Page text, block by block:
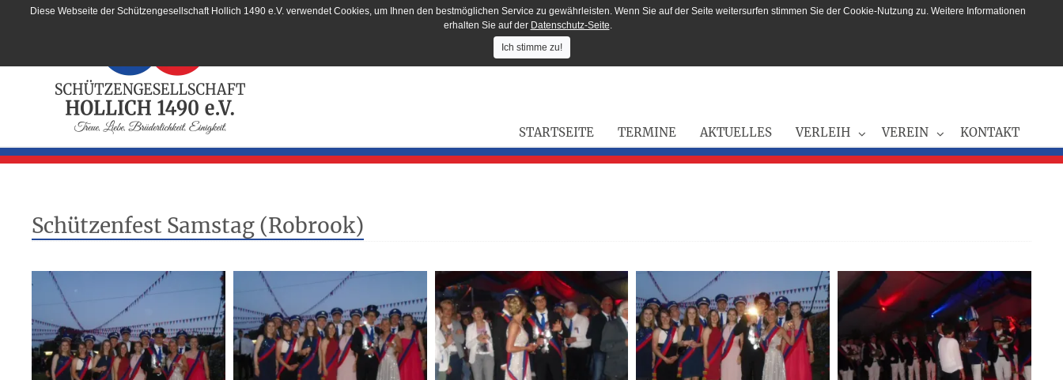
STARTSEITE TERMINE AKTUELLES VERLEIH VEREIN KONTAKT
Schützenfest Samstag (Robrook)
Diese Webseite der Schützengesellschaft Hollich 1490 e.V. verwendet Cookies, um Ihnen den bestmöglichen Service zu gewährleisten. Wenn Sie auf der Seite weitersurfen stimmen Sie der Cookie-Nutzung zu. Weitere Informationen
erhalten Sie auf der Datenschutz-Seite.
Ich stimme zu!